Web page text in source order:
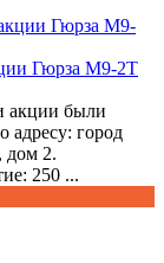
Гюрза М9-2Т
акции были
адресу: город
дом 2.
250 ...